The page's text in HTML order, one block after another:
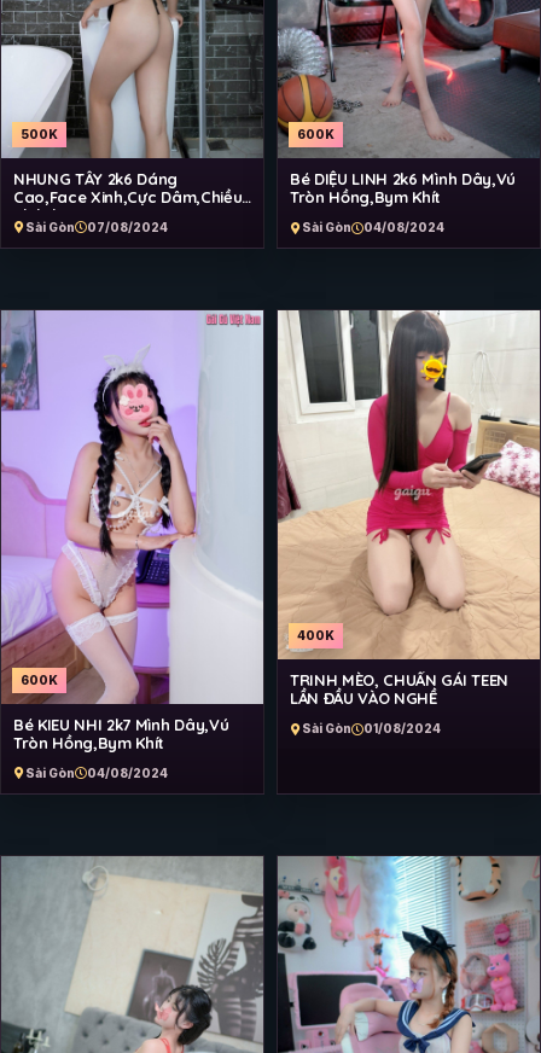
500K
NHUNG TÂY 2k6 Dáng
Cao,Face Xinh,Cực Dâm,Chiều
Khách
Sài Gòn 07/08/2024
600K
Bé DIỆU LINH 2k6 Mình Dây,Vú
Tròn Hồng,Bym Khít
Sài Gòn 04/08/2024
600K
Bé KIEU NHI 2k7 Mình Dây,Vú
Tròn Hồng,Bym Khít
Sài Gòn 04/08/2024
400K
TRINH MÈO, CHUẨN GÁI TEEN
LẦN ĐẦU VÀO NGHỀ
Sài Gòn 01/08/2024